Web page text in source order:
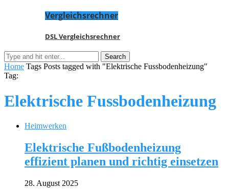
Vergleichsrechner
DSL Vergleichsrechner
Home Tags Posts tagged with "Elektrische Fussbodenheizung"
Tag:
Elektrische Fussbodenheizung
Heimwerken
Elektrische Fußbodenheizung
effizient planen und richtig einsetzen
28. August 2025